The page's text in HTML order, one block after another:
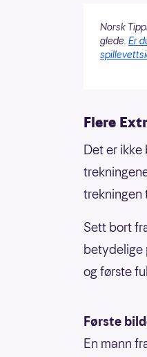
Norsk
glede. Er
Flere
Det er
trekningen
Sett bort
betydelige
og første
Første
En mann